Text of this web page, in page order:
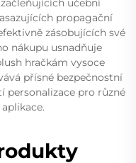
učební
propagační
zásobujících své
nákupu usnadňuje
hračkám vysoce
přísné bezpečnostní
personalizace pro různé